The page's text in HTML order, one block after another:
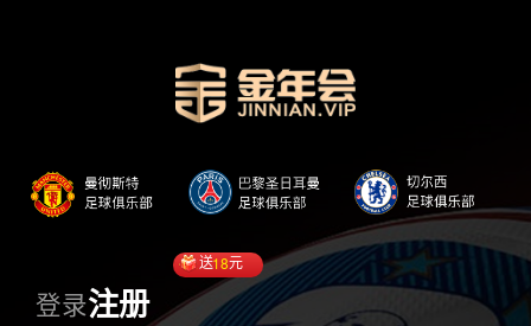
登录注册
送18元